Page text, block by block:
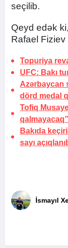
seçilib.
Qeyd edək
Rafael Fiziev
Topuriya
UFC: Bakı
Azərbaycan
dörd medal
Tofiq
qalmayacaq”
Bakıda
sayı
İsmayıl